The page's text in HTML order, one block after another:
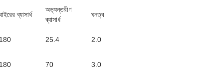
ব্যাসার্ধ
অভ্যন্তরীণ
ব্যাসার্ধ
ঘনত্ব
180 25.4 2.0
180 70 3.0